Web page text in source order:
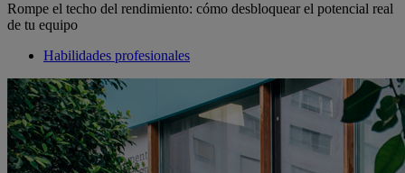
Rompe el techo del rendimiento: cómo desbloquear el potencial real
de tu equipo
Habilidades profesionales